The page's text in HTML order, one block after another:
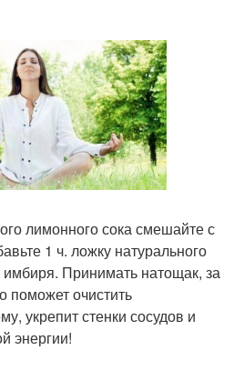
лимонного сока смешайте с
1 ч. ложку натурального
Принимать натощак, за
поможет очистить
укрепит стенки сосудов и
энергии!